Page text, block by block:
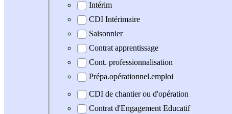
Intérim
CDI Intérimaire
Saisonnier
Contrat apprentissage
Cont. professionnalisation
Prépa.opérationnel.emploi
CDI de chantier ou d'opération
Contrat d'Engagement Educatif